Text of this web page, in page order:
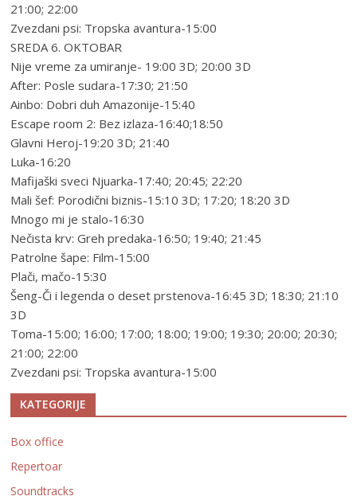
21:00; 22:00
Zvezdani psi: Tropska avantura-15:00
SREDA 6. OKTOBAR
Nije vreme za umiranje- 19:00 3D; 20:00 3D
After: Posle sudara-17:30; 21:50
Ainbo: Dobri duh Amazonije-15:40
Escape room 2: Bez izlaza-16:40;18:50
Glavni Heroj-19:20 3D; 21:40
Luka-16:20
Mafijaški sveci Njuarka-17:40; 20:45; 22:20
Mali šef: Porodični biznis-15:10 3D; 17:20; 18:20 3D
Mnogo mi je stalo-16:30
Nečista krv: Greh predaka-16:50; 19:40; 21:45
Patrolne šape: Film-15:00
Plači, mačo-15:30
Šeng-Či i legenda o deset prstenova-16:45 3D; 18:30; 21:10
3D
Toma-15:00; 16:00; 17:00; 18:00; 19:00; 19:30; 20:00; 20:30;
21:00; 22:00
Zvezdani psi: Tropska avantura-15:00
KATEGORIJE
Box office
Repertoar
Soundtracks